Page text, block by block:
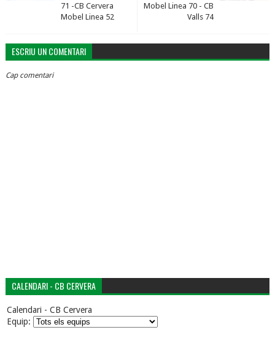
Mobel Linea 70 - CB
Valls 74
71 -CB Cervera
Mobel Linea 52
ESCRIU UN COMENTARI
Cap comentari
CALENDARI - CB CERVERA
Calendari - CB Cervera
Equip: